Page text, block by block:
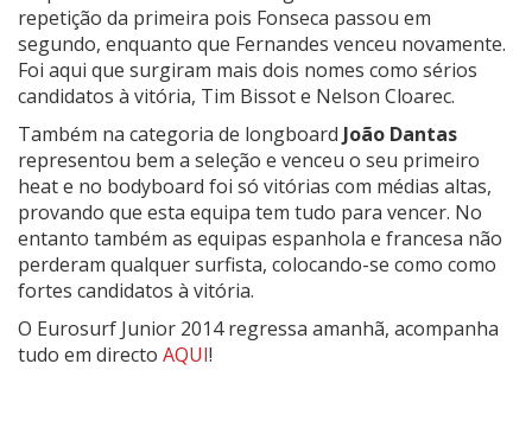
repetição da primeira pois Fonseca passou em
segundo, enquanto que Fernandes venceu novamente.
Foi aqui que surgiram mais dois nomes como sérios
candidatos à vitória, Tim Bissot e Nelson Cloarec.
Também na categoria de longboard João Dantas
representou bem a seleção e venceu o seu primeiro
heat e no bodyboard foi só vitórias com médias altas,
provando que esta equipa tem tudo para vencer. No
entanto também as equipas espanhola e francesa não
perderam qualquer surfista, colocando-se como como
fortes candidatos à vitória.
O Eurosurf Junior 2014 regressa amanhã, acompanha
tudo em directo AQUI!